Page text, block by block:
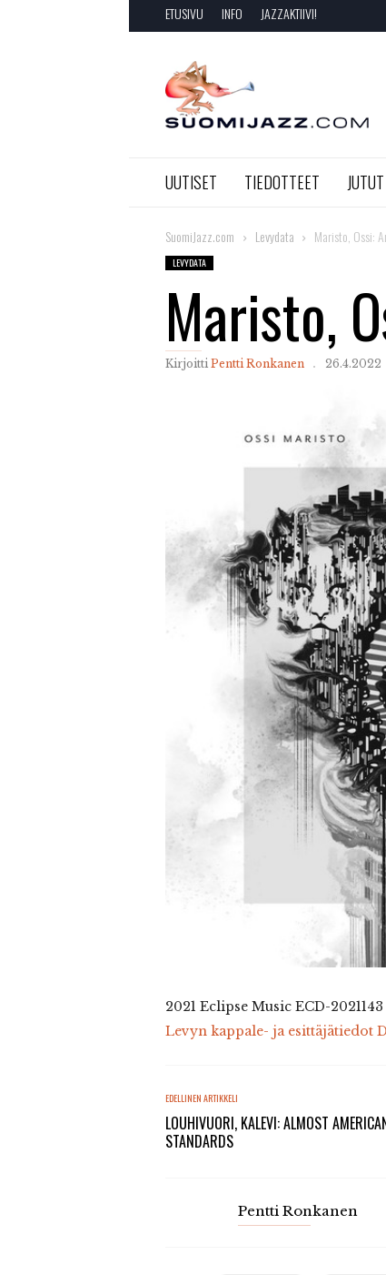
ETUSIVU INFO JAZZAKTIIVI!
SuomiJazz.com
UUTISET TIEDOTTEET JUTUT
SuomiJazz.com Levydata Maristo, Ossi:
LEVYDATA
Maristo,
Kirjoitti Pentti Ronkanen 26.4.2022
2021 Eclipse Music ECD-2021143
Levyn kappale- ja esittäjätiedot
EDELLINEN ARTIKKELI
LOUHIVUORI, KALEVI: ALMOST
STANDARDS
Pentti Ronkanen